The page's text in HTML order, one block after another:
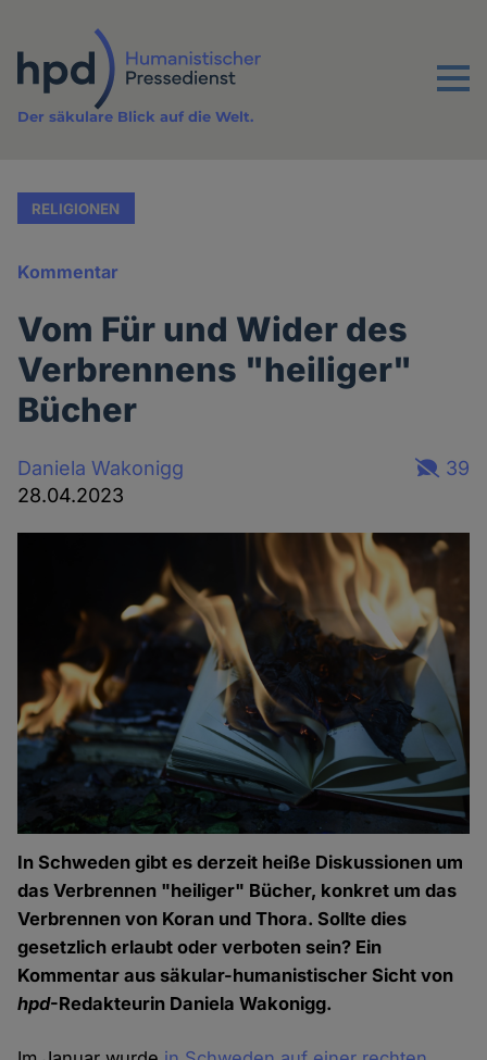
Inhalt
Menu
Der säkulare Blick auf die Welt.
RELIGIONEN
Kommentar
Vom Für und Wider des
Verbrennens "heiliger"
Bücher
Daniela Wakonigg
28.04.2023
39
In Schweden gibt es derzeit heiße Diskussionen um
das Verbrennen "heiliger" Bücher, konkret um das
Verbrennen von Koran und Thora. Sollte dies
gesetzlich erlaubt oder verboten sein? Ein
Kommentar aus säkular-humanistischer Sicht von
hpd-Redakteurin Daniela Wakonigg.